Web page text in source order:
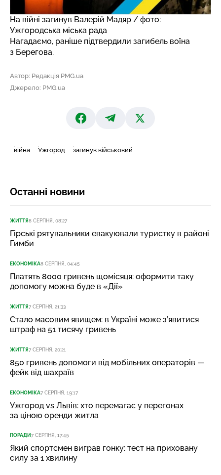
На війні загинув Валерій Мадяр / фото:
Ужгородська міська рада
Нагадаємо, раніше підтвердили загибель воїна
з Берегова.
Автор: Редакція PMG.ua
Джерело: PMG.ua
війна Ужгород загинув військовий
Останні новини
ЖИТТЯ8 СЕРПНЯ, 08:27
Гірські рятувальники евакуювали туристку в районі
Гимби
ЕКОНОМІКА8 СЕРПНЯ, 04:45
Платять 8000 гривень щомісяця: оформити таку
допомогу можна буде в «Дії»
ЖИТТЯ7 СЕРПНЯ, 21:33
Стало масовим явищем: в Україні може з’явитися
штраф на 51 тисячу гривень
ЖИТТЯ7 СЕРПНЯ, 20:21
850 гривень допомоги від мобільних операторів —
фейк від шахраїв
ЕКОНОМІКА7 СЕРПНЯ, 19:17
Ужгород vs Львів: хто перемагає у перегонах
за ціною оренди житла
ПОРАДИ7 СЕРПНЯ, 17:45
Який спортсмен виграв гонку: тест на приховану
силу за 1 хвилину